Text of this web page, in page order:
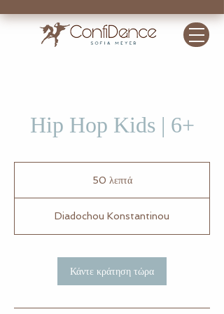
Hip Hop Kids | 6+
50 λεπτά5
ε
π
ά
Diadochou Konstantinou
Κάντε κράτηση τώρα